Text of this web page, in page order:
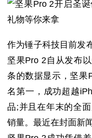
作为锤子科技目前发
坚果Pro 2自从发布
条的数据显示，坚果
名第一，成功超越
品;并且在年末的全
销量。最近在封面新